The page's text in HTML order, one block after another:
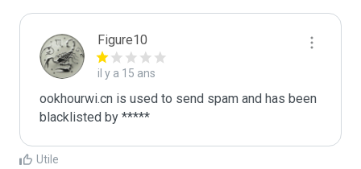
Figure10
il y a 15 ans
ookhourwi.cn is used to send spam and has been
blacklisted by *****
Utile